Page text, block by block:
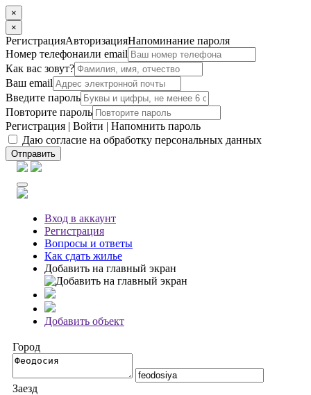
×
×
РегистрацияАвторизацияНапоминание пароля
Номер телефонаили email
Как вас зовут?
Ваш email
Введите пароль
Повторите пароль
Регистрация | Войти | Напомнить пароль
Даю согласие на обработку персональных данных
Отправить
Вход в аккаунт
Регистрация
Вопросы и ответы
Как сдать жилье
Добавить на главный экран
Добавить объект
Город
Заезд